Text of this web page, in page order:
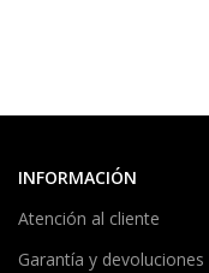
INFORMACIÓN
Atención al cliente
Garantía y devoluciones